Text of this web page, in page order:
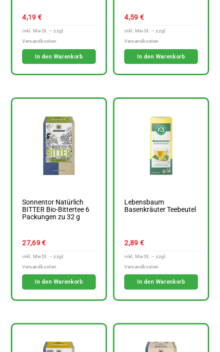
4,19 €
In den Warenkorb
4,59 €
In den Warenkorb
Sonnentor Natürlich
BITTER Bio-Bittertee 6
Packungen zu 32 g
27,69€
In den Warenkorb
Lebensbaum
Basenkräuter Teebeutel
2,89 €
In den Warenkorb